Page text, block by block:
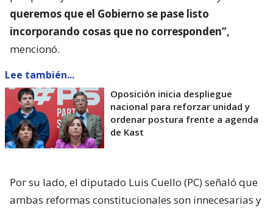
queremos que el Gobierno se pase listo
incorporando cosas que no corresponden”,
mencionó.
Lee también...
Oposición inicia despliegue
nacional para reforzar unidad y
ordenar postura frente a agenda
de Kast
Por su lado, el diputado Luis Cuello (PC) señaló que
ambas reformas constitucionales son innecesarias y